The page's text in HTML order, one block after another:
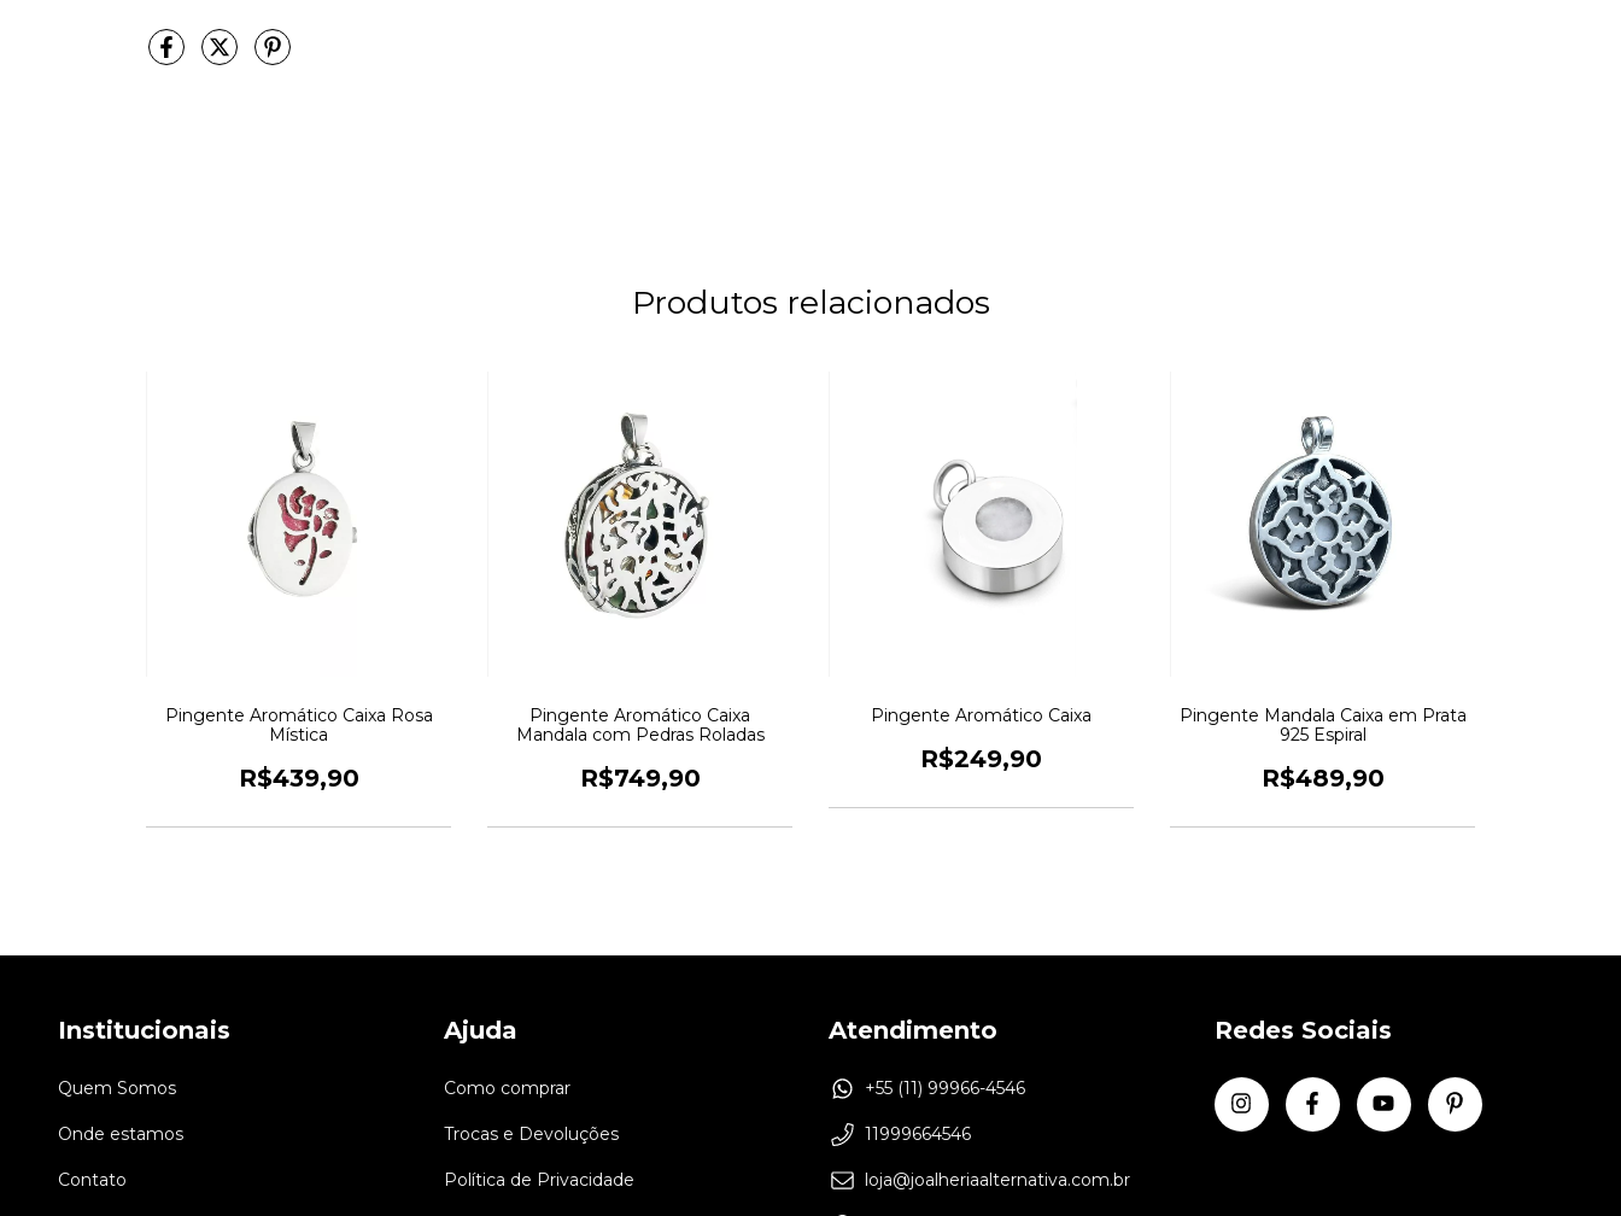
Produtos relacionados
Pingente Aromático Caixa Rosa
Mística
R$439,90
Pingente Aromático Caixa
Mandala com Pedras Roladas
R$749,90
Pingente Aromático Caixa
R$249,90
Pingente Mandala Caixa em Prata
925 Espiral
R$489,90
Institucionais
Quem Somos
Onde estamos
Contato
Ajuda
Como comprar
Trocas e Devoluções
Política de Privacidade
Atendimento
+55 (11) 99966-4546
11999664546
loja@joalheriaalternativa.com.br
Redes Sociais